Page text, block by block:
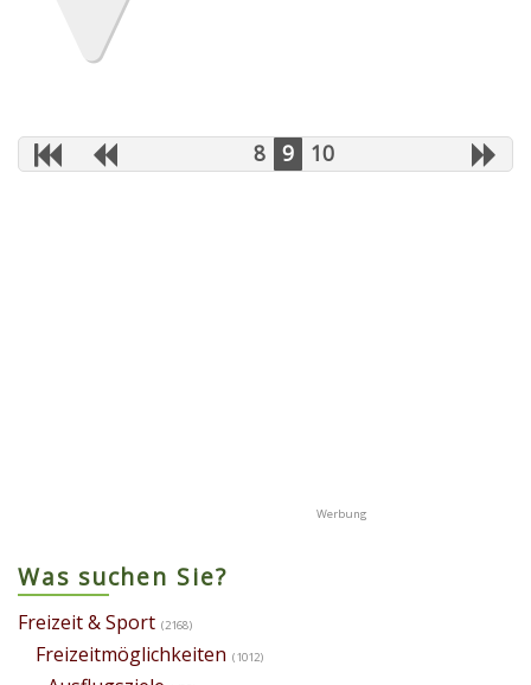
8 9 10
Was suchen Sie?
Freizeit & Sport (2168)
Freizeitmöglichkeiten (1012)